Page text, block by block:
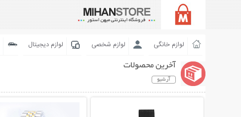
لوازم خانگی لوازم شخصی لوازم دیجیتال
آخرین محصولات
آرشیو